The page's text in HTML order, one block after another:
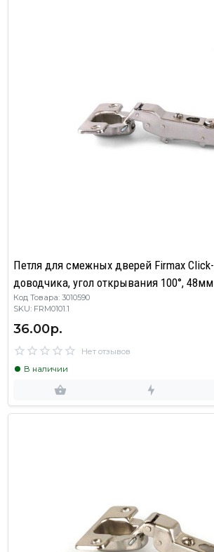
Петля для смежных дверей Firmax Click-on без
доводчика, угол открывания 100°, 48мм
Код Товара: 3010590
SKU: FRM0101.1
36.00р.
Нет отзывов
В наличии